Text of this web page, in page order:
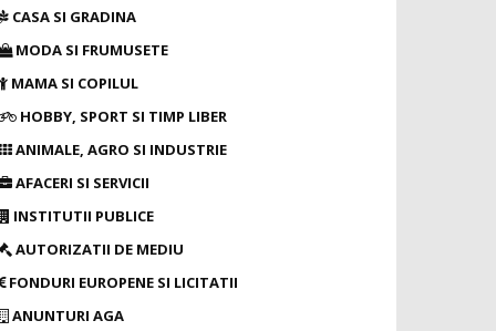
CASA SI GRADINA
MODA SI FRUMUSETE
MAMA SI COPILUL
HOBBY, SPORT SI TIMP LIBER
ANIMALE, AGRO SI INDUSTRIE
AFACERI SI SERVICII
INSTITUTII PUBLICE
AUTORIZATII DE MEDIU
FONDURI EUROPENE SI LICITATII
ANUNTURI AGA